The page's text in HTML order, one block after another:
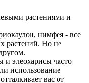
растениями и
нимфея - все
растений. Но не
и элеохарисы часто
использование
вас от